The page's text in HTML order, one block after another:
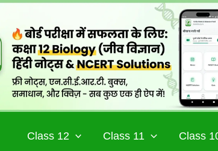
Class 12 Class 11 Class